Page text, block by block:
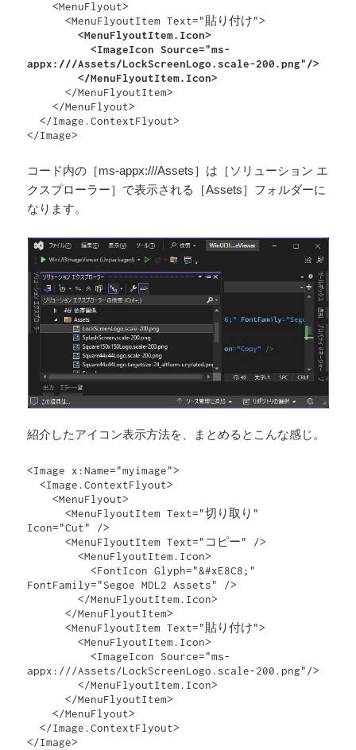
    <MenuFlyout>
        <MenuFlyoutItem.Icon>
          <ImageIcon Source="ms-
appx:///Assets/LockScreenLogo.scale-200.png"/>
        </MenuFlyoutItem.Icon>
      </MenuFlyoutItem>
    </MenuFlyout>
  </Image.ContextFlyout>
</Image>
コード内の［ms-appx:///Assets］は［ソリューション エ
クスプローラー］で表示される［Assets］フォルダーに
なります。
紹介したアイコン表示方法を、まとめるとこんな感じ。
<Image x:Name="myimage">
  <Image.ContextFlyout>
    <MenuFlyout>
      <MenuFlyoutItem Text="切り取り"
Icon="Cut" />
      <MenuFlyoutItem Text="コピー" />
        <MenuFlyoutItem.Icon>
          <FontIcon Glyph="&#xE8C8;"
FontFamily="Segoe MDL2 Assets" />
        </MenuFlyoutItem.Icon>
      </MenuFlyoutItem>
      <MenuFlyoutItem Text="貼り付け">
        <MenuFlyoutItem.Icon>
          <ImageIcon Source="ms-
appx:///Assets/LockScreenLogo.scale-200.png"/>
        </MenuFlyoutItem.Icon>
      </MenuFlyoutItem>
    </MenuFlyout>
  </Image.ContextFlyout>
</Image>